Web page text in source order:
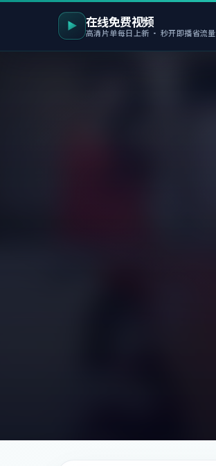
在线免费视频
高清片单每日上新 · 秒开即播省流量